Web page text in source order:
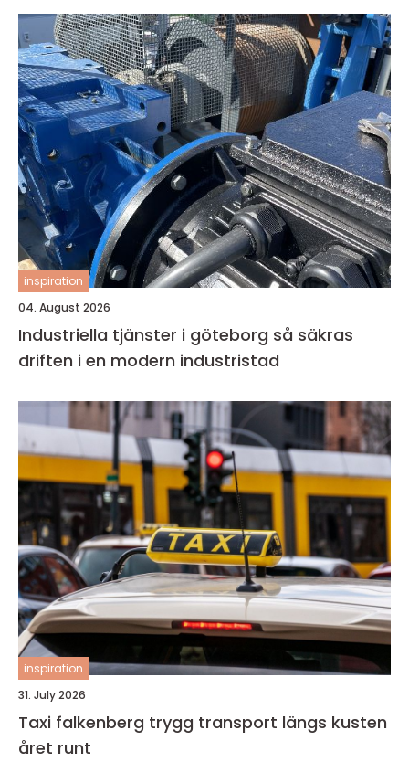
inspiration
04. August 2026
Industriella tjänster i göteborg så säkras
driften i en modern industristad
inspiration
31. July 2026
Taxi falkenberg trygg transport längs kusten
året runt